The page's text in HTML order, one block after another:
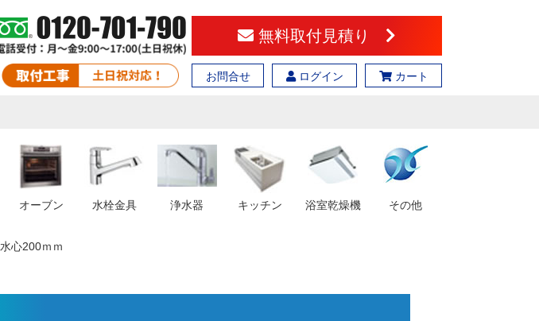
無料取付見積り
お問合せ ログイン カート
オーブン 水栓金具 浄水器 キッチン 浴室乾燥機 その他
心200ｍｍ